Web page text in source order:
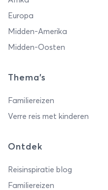
Europa
Midden-Amerika
Midden-Oosten
Thema's
Familiereizen
Verre reis met kinderen
Ontdek
Reisinspiratie blog
Familiereizen